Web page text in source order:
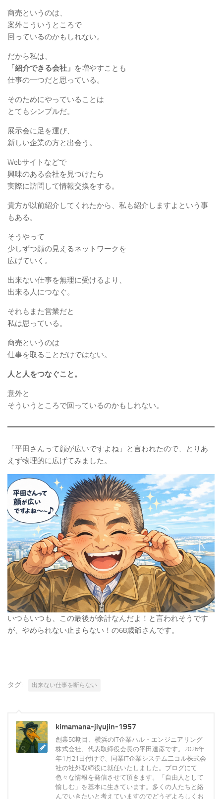
商売というのは、
案外こういうところで
回っているのかもしれない。
だから私は、
「紹介できる会社」 を増やすことも
仕事の一つだと思っている。
そのためにやっていることは
とてもシンプルだ。
展示会に足を運び、
新しい企業の方と出会う。
Webサイトなどで
興味のある会社を見つけたら
実際に訪問して情報交換をする。
貴方が以前紹介してくれたから、私も紹介しますよという事
もある。
そうやって
少しずつ顔の見えるネットワークを
広げていく。
出来ない仕事を無理に受けるより、
出来る人につなぐ。
それもまた営業だと
私は思っている。
商売というのは
仕事を取ることだけではない。
人と人をつなぐこと。
意外と
そういうところで回っているのかもしれない。
「平田さんって顔が広いですよね」と言われたので、とりあ
えず物理的に広げてみました。
いつもいつも、この最後が余計なんだよ！と言われそうです
が、やめられない止まらない！の68歳爺さんです。
タグ: 出来ない仕事を断らない
kimamana-jiyujin-1957
創業50期目、横浜のIT企業ハル・エンジニアリング
株式会社、代表取締役会長の平田達彦です。2026年
年1月21日付けで、同業IT企業システム二コル株式会
社の社外取締役に就任いたしました。ブログにて
色々な情報を発信させて頂きます。「自由人として
愉しむ」を基本に生きています。多くの人たちと絡
んでいきたいと考えていますのでどうぞよろしくお